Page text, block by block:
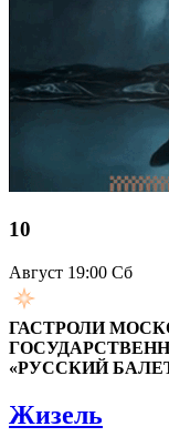
10
Август 19:00 Сб
ГАСТРОЛИ
«РУССКИЙ
Жизель